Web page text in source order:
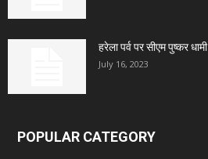
हरेला पर्व पर सीएम पुष्कर
July 16, 2023
POPULAR CATEGORY